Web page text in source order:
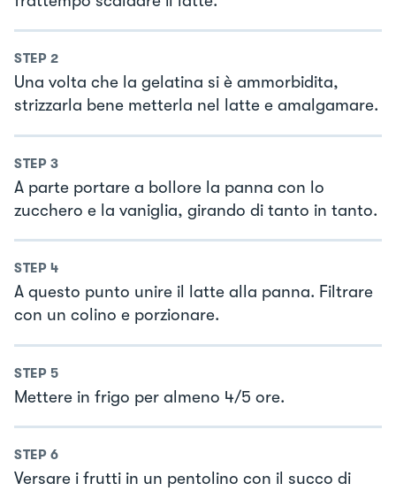
STEP 2
Una volta che la gelatina si è ammorbidita,
strizzarla bene metterla nel latte e amalgamare.
STEP 3
A parte portare a bollore la panna con lo
zucchero e la vaniglia, girando di tanto in tanto.
STEP 4
A questo punto unire il latte alla panna. Filtrare
con un colino e porzionare.
STEP 5
Mettere in frigo per almeno 4/5 ore.
STEP 6
Versare i frutti in un pentolino con il succo di